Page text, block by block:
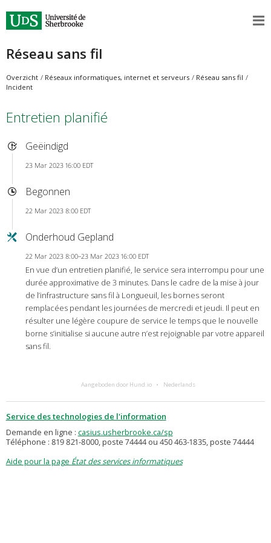
Réseau sans fil
Overzicht Réseaux informatiques, internet et serveurs
Réseau sans fil
Incident
Entretien planifié
Geëindigd
23 Mar 2023 16:00 EDT
Begonnen
22 Mar 2023 8:00 EDT
Onderhoud Gepland
22 Mar 2023 8:00–23 Mar 2023 16:00 EDT
En vue d’un entretien planifié, le service sera interrompu pour une
durée approximative de 3 minutes. Dans le cadre de la mise à jour
de l’infrastructure sans fil à Longueuil, les bornes seront
remplacées pendant les journées de mercredi et jeudi. Il peut en
résulter une légère coupure de service le temps que le nouvelle
borne s’initialise si aucune autre n’est rejoignable par votre appareil
sans fil.
Aangeboden door Hund.io Nederlands
Service des technologies de l'information
Demande en ligne : casius.usherbrooke.ca/sp
Téléphone : 819 821-8000, poste 74444 ou 450 463-1835, poste 74444
Aide pour la page État des services informatiques